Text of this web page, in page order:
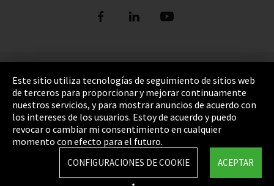
Pie de imprenta
Política de privacidad
Cookie Settings
Términos y Condiciones
Mapa del sitio
Integrity Line
Este sitio utiliza tecnologías de seguimiento de sitios web
de terceros para proporcionar y mejorar continuamente
nuestros servicios, y para mostrar anuncios de acuerdo con
los intereses de los usuarios. Estoy de acuerdo y puedo
revocar o cambiar mi consentimiento en cualquier
momento con efecto para el futuro.
ACEPTAR
CONFIGURACIONES DE COOKIE